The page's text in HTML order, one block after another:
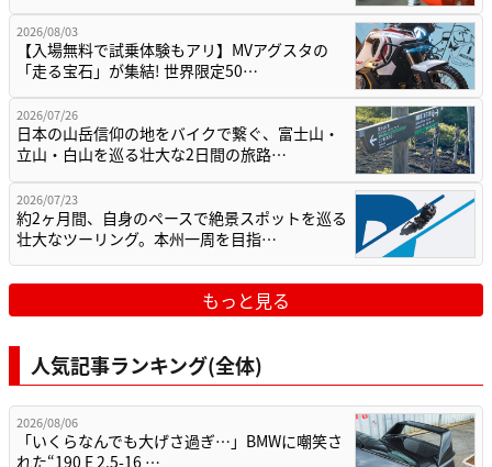
2026/08/03
【入場無料で試乗体験もアリ】MVアグスタの
「走る宝石」が集結! 世界限定50…
2026/07/26
日本の山岳信仰の地をバイクで繋ぐ、富士山・
立山・白山を巡る壮大な2日間の旅路…
2026/07/23
約2ヶ月間、自身のペースで絶景スポットを巡る
壮大なツーリング。本州一周を目指…
もっと見る
人気記事ランキング(全体)
2026/08/06
「いくらなんでも大げさ過ぎ…」BMWに嘲笑さ
れた“190 E 2.5-16 …